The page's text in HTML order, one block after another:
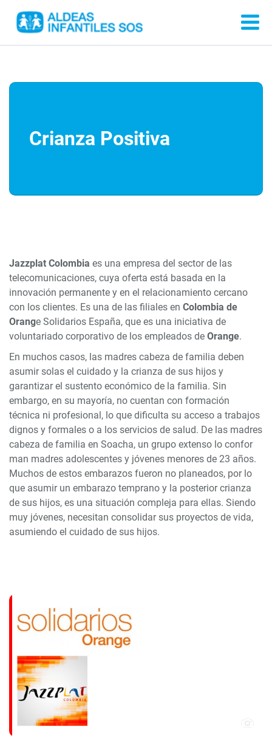
Crianza Positiva
Jazzplat Colombia es una empresa del sector de las
telecomunicaciones, cuya oferta está basada en la
innovación permanente y en el relacionamiento cercano
con los clientes. Es una de las filiales en Colombia de
Orange Solidarios España, que es una iniciativa de
voluntariado corporativo de los empleados de Orange.
En muchos casos, las madres cabeza de familia deben
asumir solas el cuidado y la crianza de sus hijos y
garantizar el sustento económico de la familia. Sin
embargo, en su mayoría, no cuentan con formación
técnica ni profesional, lo que dificulta su acceso a trabajos
dignos y formales o a los servicios de salud. De las madres
cabeza de familia en Soacha, un grupo extenso lo confor
man madres adolescentes y jóvenes menores de 23 años.
Muchos de estos embarazos fueron no planeados, por lo
que asumir un embarazo temprano y la posterior crianza
de sus hijos, es una situación compleja para ellas. Siendo
muy jóvenes, necesitan consolidar sus proyectos de vida,
asumiendo el cuidado de sus hijos.